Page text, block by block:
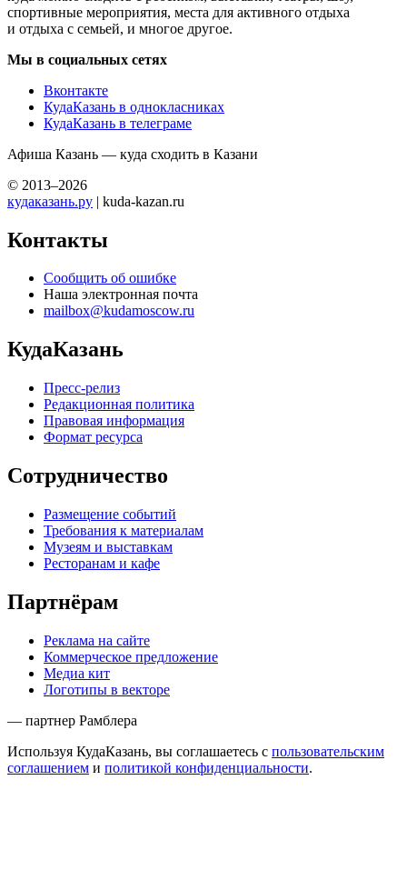
спортивные мероприятия, места для активного отдыха
и отдыха с семьей, и многое другое.
Мы в социальных сетях
Вконтакте
КудаКазань в однокласниках
КудаКазань в телеграме
Афиша Казань — куда сходить в Казани
© 2013–2026
кудаказань.ру | kuda-kazan.ru
Контакты
Сообщить об ошибке
Наша электронная почта
mailbox@kudamoscow.ru
КудаКазань
Пресс-релиз
Редакционная политика
Правовая информация
Формат ресурса
Сотрудничество
Размещение событий
Требования к материалам
Музеям и выставкам
Ресторанам и кафе
Партнёрам
Реклама на сайте
Коммерческое предложение
Медиа кит
Логотипы в векторе
— партнер Рамблера
Используя КудаКазань, вы соглашаетесь с пользовательским
соглашением и политикой конфиденциальности.